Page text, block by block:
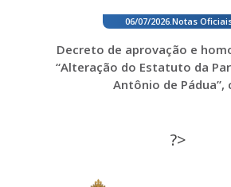
06/07/2026. Notas
Decreto de aprovação e
“Alteração do Estatuto da
Antônio de Pádua”,
?>